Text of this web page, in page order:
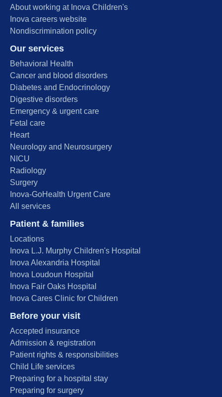
About working at Inova Children's
Inova careers website
Nondiscrimination policy
Our services
Behavioral Health
Cancer and blood disorders
Diabetes and Endocrinology
Digestive disorders
Emergency & urgent care
Fetal care
Heart
Neurology and Neurosurgery
NICU
Radiology
Surgery
Inova-GoHealth Urgent Care
All services
Patient & families
Locations
Inova L.J. Murphy Children's Hospital
Inova Alexandria Hospital
Inova Loudoun Hospital
Inova Fair Oaks Hospital
Inova Cares Clinic for Children
Before your visit
Accepted insurance
Admission & registration
Patient rights & responsibilities
Child Life services
Preparing for a hospital stay
Preparing for surgery